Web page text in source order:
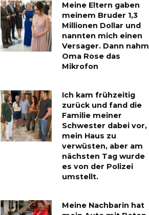
Meine Eltern gaben
meinem Bruder 1,3
Millionen Dollar und
nannten mich einen
Versager. Dann nahm
Oma Rose das
Mikrofon
Ich kam frühzeitig
zurück und fand die
Familie meiner
Schwester dabei vor,
mein Haus zu
verwüsten, aber am
nächsten Tag wurde
es von der Polizei
umstellt.
Meine Nachbarin hat